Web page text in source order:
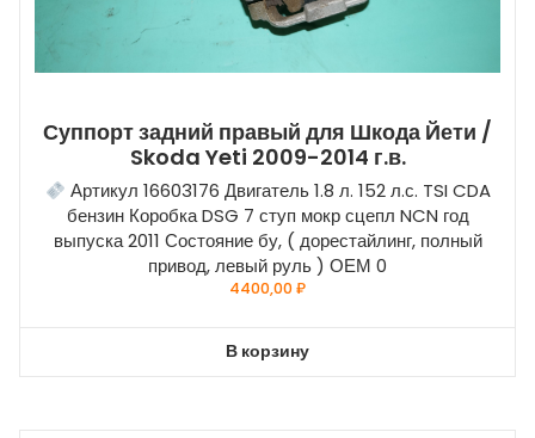
Суппорт задний правый для Шкода Йети /
Skoda Yeti 2009-2014 г.в.
Артикул 16603176 Двигатель 1.8 л. 152 л.с. TSI CDA
бензин Коробка DSG 7 ступ мокр сцепл NCN год
выпуска 2011 Состояние бу, ( дорестайлинг, полный
привод, левый руль ) ОЕМ 0
4400,00₽
В корзину